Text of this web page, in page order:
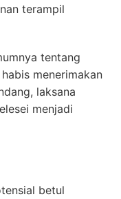
terampil
tentang
menerimakan
laksana
menjadi
betul